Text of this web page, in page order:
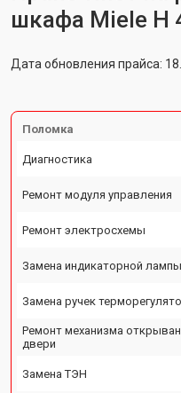
шкафа Miele H
Дата обновления прайса:
Поломка
Диагностика
Ремонт модуля управления
Ремонт электросхемы
Замена индикаторной лампы
Замена ручек
Ремонт механизма
двери
Замена ТЭН